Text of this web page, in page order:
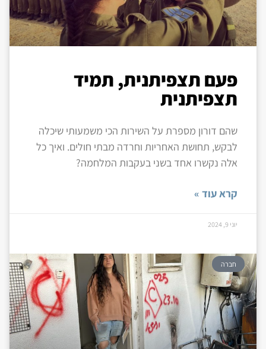
פעם תצפיתנית, תמיד
תצפיתנית
שהם דורון מספרת על השירות הכי משמעותי שיכלה
לבקש, תחושת האחריות וחרדה מבתי חולים. ואיך כל
אלה נקשרו אחד בשני בעקבות המלחמה?
קרא עוד »
יוני 9, 2024
חברה